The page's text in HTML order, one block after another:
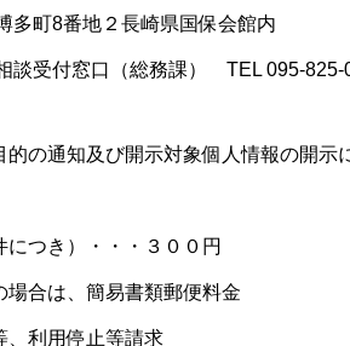
町8番地２長崎県国保会館内
（総務課） TEL 095-825-
の通知及び開示対象個人情報の開示
つき）・・・３００円
合は、簡易書類郵便料金
利用停止等請求